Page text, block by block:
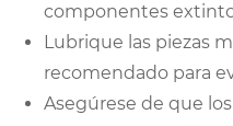
componentes
Lubrique las piezas
recomendado para
Asegúrese de que